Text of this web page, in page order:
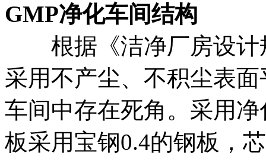
GMP净化车间结构
根据《洁净厂房设计
采用不产尘、不积尘表
车间中存在死角。采用
板采用宝钢0.4的钢板，